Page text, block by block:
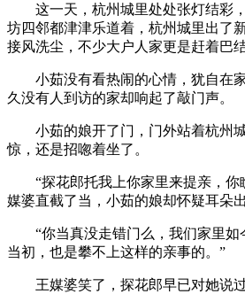
这一天，杭州城里处处张灯结彩
坊四邻都津津乐道着，杭州城里出了
接风洗尘，不少大户人家更是赶着巴结
小茹没有看热闹的心情，犹自在
久没有人到访的家却响起了敲门声。
小茹的娘开了门，门外站着杭州
惊，还是招唿着坐了。
“探花郎托我上你家里来提亲，你
媒婆直截了当，小茹的娘却怀疑耳朵
“你当真没走错门么，我们家里
当初，也是攀不上这样的亲事的。”
王媒婆笑了，探花郎早已对她说